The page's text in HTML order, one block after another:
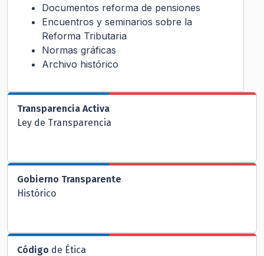
Documentos reforma de pensiones
Encuentros y seminarios sobre la
Reforma Tributaria
Normas gráficas
Archivo histórico
Transparencia Activa
Ley de Transparencia
Gobierno Transparente
Histórico
Código de Ética